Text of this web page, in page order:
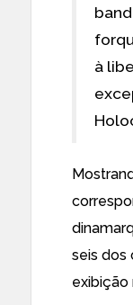
à
seis dos
exibição